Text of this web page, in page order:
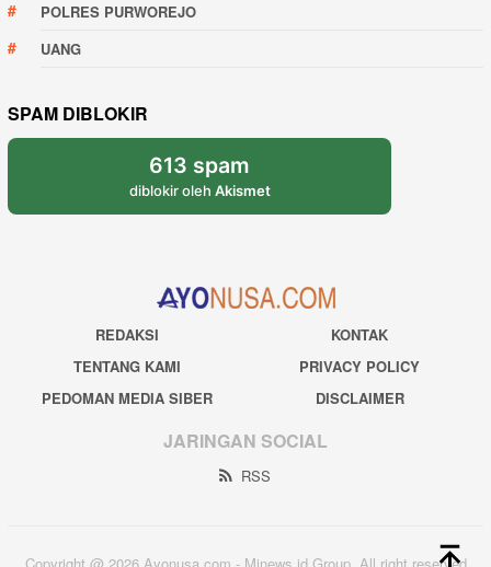
POLRES PURWOREJO
UANG
SPAM DIBLOKIR
613 spam
diblokir oleh Akismet
REDAKSI
KONTAK
TENTANG KAMI
PRIVACY POLICY
PEDOMAN MEDIA SIBER
DISCLAIMER
JARINGAN SOCIAL
RSS
Copyright @ 2026 Ayonusa.com - Mjnews.id Group. All right reserved